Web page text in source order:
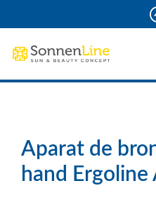
Aparat de
hand